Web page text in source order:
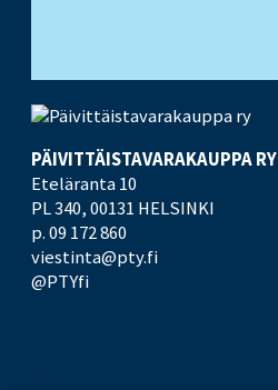
PÄIVITTÄISTAVARA­KAUPPA RY
Eteläranta 10
PL 340,00131 HELSINKI
p. 09 172 860
viestinta@pty.fi
@PTYfi